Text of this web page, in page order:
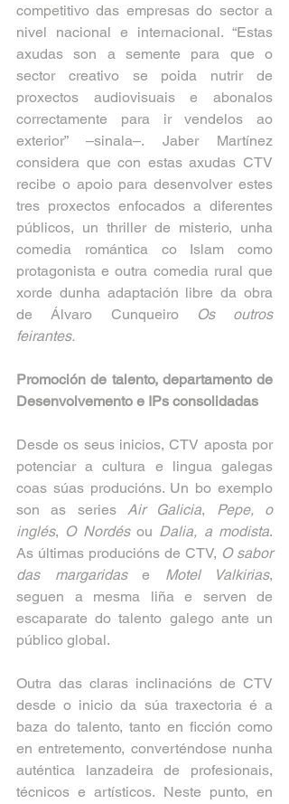
competitivo das empresas do sector a
nivel nacional e internacional. “Estas
axudas son a semente para que o
sector creativo se poida nutrir de
proxectos audiovisuais e abonalos
correctamente para ir vendelos ao
exterior” –sinala–. Jaber Martínez
considera que con estas axudas CTV
recibe o apoio para desenvolver estes
tres proxectos enfocados a diferentes
públicos, un thriller de misterio, unha
comedia romántica co Islam como
protagonista e outra comedia rural que
xorde dunha adaptación libre da obra
de Álvaro Cunqueiro
Os outros
feirantes.
Promoción de talento, departamento de
Desenvolvemento e IPs consolidadas
Desde os seus inicios, CTV aposta por
potenciar a cultura e lingua galegas
coas súas producións. Un bo exemplo
son as series Air Galicia, Pepe, o
inglés, O Nordés ou Dalia, a modista.
As últimas producións de CTV, O sabor
das margaridas e Motel Valkirias,
seguen a mesma liña e serven de
escaparate do talento galego ante un
público global.
Outra das claras inclinacións de CTV
desde o inicio da súa traxectoria é a
baza do talento, tanto en ficción como
en entretemento, converténdose nunha
auténtica lanzadeira de profesionais,
técnicos e artísticos. Neste punto, en